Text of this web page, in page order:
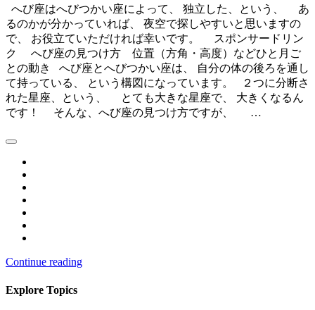
へび座はへびつかい座によって、 独立した、という、 あ
るのかが分かっていれば、 夜空で探しやすいと思いますの
で、 お役立ていただければ幸いです。 スポンサードリン
ク へび座の見つけ方 位置（方角・高度）などひと月ご
との動き へび座とへびつかい座は、 自分の体の後ろを通し
て持っている、 という構図になっています。 ２つに分断さ
れた星座、という、 とても大きな星座で、 大きくなるん
です！ そんな、へび座の見つけ方ですが、 …
Continue reading
Explore Topics